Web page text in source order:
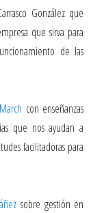
González que
que sirva para
de las
con enseñanzas
que nos ayudan a
facilitadoras para
sobre gestión en